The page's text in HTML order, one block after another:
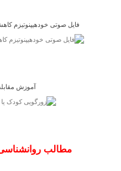
آموزش
فایل صوتی خودهیپنوتیزم
مطالب